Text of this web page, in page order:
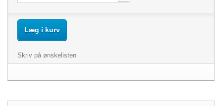
Læg i kurv
Skriv på ønskelisten